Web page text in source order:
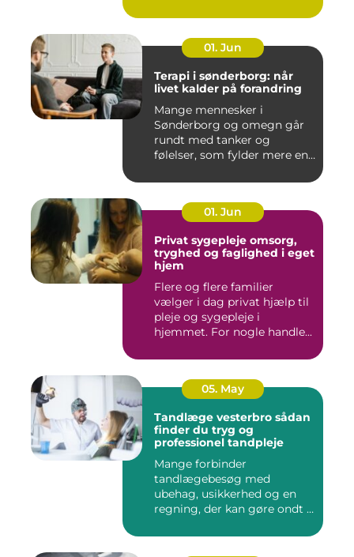
01. Jun
Terapi i sønderborg: når
livet kalder på forandring
Mange mennesker i
Sønderborg og omegn går
rundt med tanker og
følelser, som fylder mere end
01. Jun
Privat sygepleje omsorg,
tryghed og faglighed i eget
hjem
Flere og flere familier
vælger i dag privat hjælp til
pleje og sygepleje i
hjemmet. For nogle handle...
05. May
Tandlæge vesterbro sådan
finder du tryg og
professionel tandpleje
Mange forbinder
tandlægebesøg med
ubehag, usikkerhed og en
regning, der kan gøre ondt i